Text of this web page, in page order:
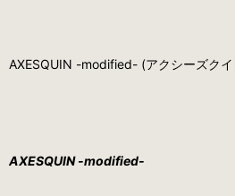
AXESQUIN -modified- (アクシーズクイ
AXESQUIN -modified-